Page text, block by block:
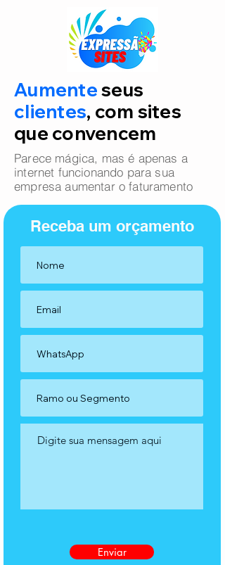
Aumenteseus
clientes, com sites
que convencem
Parece mágica, mas é apenas a
internet funcionando para sua
empresa aumentar o faturamento
Receba um orçamento
Enviar